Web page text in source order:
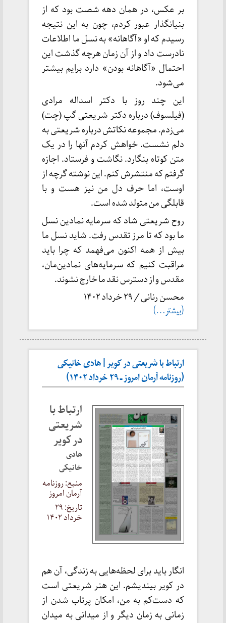
بر عکس، در همان دهه شصت بود که از
بنیانگذار عبور کردم، چون به این نتیجه
رسیدم که او «آگاهانه» به نسل ما اطلاعات
نادرست داد و از آن زمان هرچه گذشت این
احتمال «آگاهانه بودن» دارد برایم بیشتر
می‌شود.
این چند روز با دکتر اسداله مرادی
(فیلسوف) درباره دکتر شریعتی گپ (چت)‌
می‌زدم. مجموعه نکاتش درباره شریعتی به
دلم نشست. خواهش کردم آنها را در یک
متن کوتاه بنگارد. نگاشت و فرستاد. اجازه
گرفتم که منتشرش کنم. این نوشته گرچه از
اوست، اما حرف دل من نیز هست و با
قابلگی من متولد شده است.
روح شریعتی شاد که سرمایه نمادین نسل
ما بود که تا مرز تقدس رفت. شاید نسل ما
بیش از همه اکنون می‌فهمد که چرا باید
مراقبت کنیم که سرمایه‌های نمادین‌مان،
مقدس و از دسترس نقد ما خارج نشوند.
محسن رنانی / ۲۹ خرداد ۱۴۰۲
(بیشتر…)
ارتباط با شریعتی در کویر | هادی خانیکی
(روزنامه آرمان امروز ـ ۲۹ خرداد ۱۴۰۲)
ارتباط با
شریعتی
در کویر
هادی
خانیکی
منبع: روزنامه
آرمان امروز
تاریخ: ۲۹
خرداد ۱۴۰۲
انگار باید برای لحظه‌هایی به زندگی، آن هم
در کویر بیندیشم. این هنر شریعتی است
که دست‌کم به من، امکان پرتاب شدن از
زمانی به زمان دیگر و از میدانی به میدان